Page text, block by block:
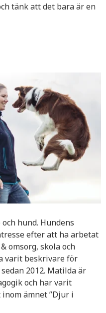
tänk att det bara är en
hund. Hundens
efter att ha arbetat
omsorg, skola och
varit beskrivare för
2012. Matilda är
och har varit
ämnet ”Djur i